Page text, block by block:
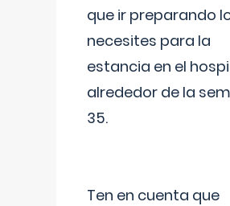
que ir preparando
necesites para la
estancia en el
alrededor de la
35.
Ten en cuenta que